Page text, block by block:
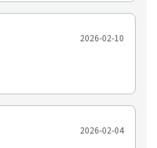
2026-02-10
2026-02-04